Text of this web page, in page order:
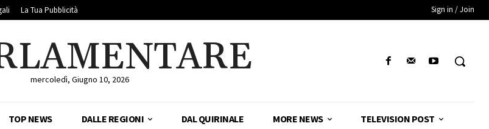
La Tua Pubblicità Sign in / Join
mercoledì, Giugno 10, 2026
TOP NEWS DALLE REGIONI DAL QUIRINALE MORE NEWS TELEVISION POST